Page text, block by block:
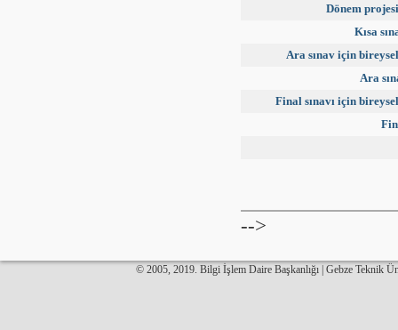
Dönem
Kısa
Ara sınav için
Ara
Final sınavı için
-->
© 2005, 2019. Bilgi İşlem Daire Başkanlığı | Gebze Teknik